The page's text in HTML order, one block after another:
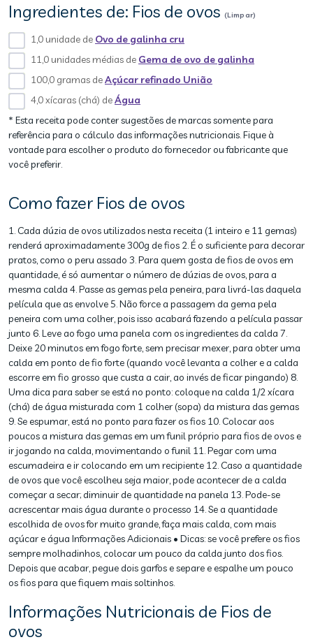
Ingredientes de: Fios de ovos (Limpar)
1,0 unidade de Ovo de galinha cru
11,0 unidades médias de Gema de ovo de galinha
100,0 gramas deAçúcar refinado União
4,0 xícaras (chá) deÁgua
* Esta receita pode conter sugestões de marcas somente para
referência para o cálculo das informações nutricionais. Fique à
vontade para escolher o produto do fornecedor ou fabricante que
você preferir.
Como fazer Fios de ovos
1. Cada dúzia de ovos utilizados nesta receita (1 inteiro e 11 gemas)
renderá aproximadamente 300g de fios 2. É o suficiente para decorar
pratos, como o peru assado 3. Para quem gosta de fios de ovos em
quantidade, é só aumentar o número de dúzias de ovos, para a
mesma calda 4. Passe as gemas pela peneira, para livrá-las daquela
película que as envolve 5. Não force a passagem da gema pela
peneira com uma colher, pois isso acabará fazendo a película passar
junto 6. Leve ao fogo uma panela com os ingredientes da calda 7.
Deixe 20 minutos em fogo forte, sem precisar mexer, para obter uma
calda em ponto de fio forte (quando você levanta a colher e a calda
escorre em fio grosso que custa a cair, ao invés de ficar pingando) 8.
Uma dica para saber se está no ponto: coloque na calda 1/2 xícara
(chá) de água misturada com 1 colher (sopa) da mistura das gemas
9. Se espumar, está no ponto para fazer os fios 10. Colocar aos
poucos a mistura das gemas em um funil próprio para fios de ovos e
ir jogando na calda, movimentando o funil 11. Pegar com uma
escumadeira e ir colocando em um recipiente 12. Caso a quantidade
de ovos que você escolheu seja maior, pode acontecer de a calda
começar a secar; diminuir de quantidade na panela 13. Pode-se
acrescentar mais água durante o processo 14. Se a quantidade
escolhida de ovos for muito grande, faça mais calda, com mais
açúcar e água Informações Adicionais • Dicas: se você prefere os fios
sempre molhadinhos, colocar um pouco da calda junto dos fios.
Depois que acabar, pegue dois garfos e separe e espalhe um pouco
os fios para que fiquem mais soltinhos.
Informações Nutricionais de Fios de
ovos